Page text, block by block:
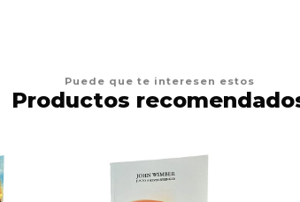
Puede que te interesen estos
Productos